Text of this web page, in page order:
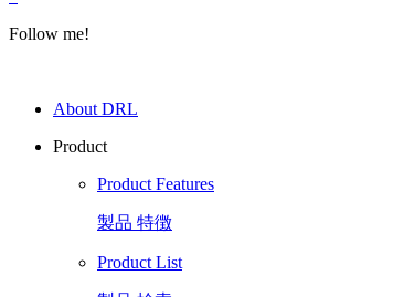
Follow me!
About DRL
Product
Product Features
製品 特徴
Product List